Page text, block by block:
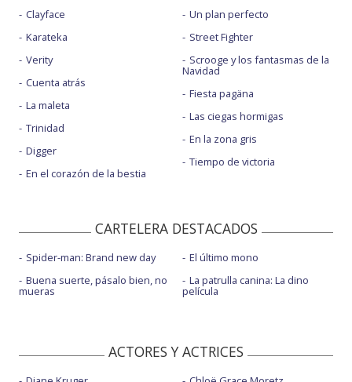
Clayface
Karateka
Verity
Cuenta atrás
La maleta
Trinidad
Digger
En el corazón de la bestia
Un plan perfecto
Street Fighter
Scrooge y los fantasmas de la
Navidad
Fiesta pagäna
Las ciegas hormigas
En la zona gris
Tiempo de victoria
CARTELERA DESTACADOS
Spider-man: Brand new day
Buena suerte, pásalo bien, no
mueras
El último mono
La patrulla canina: La dino
película
ACTORES Y ACTRICES